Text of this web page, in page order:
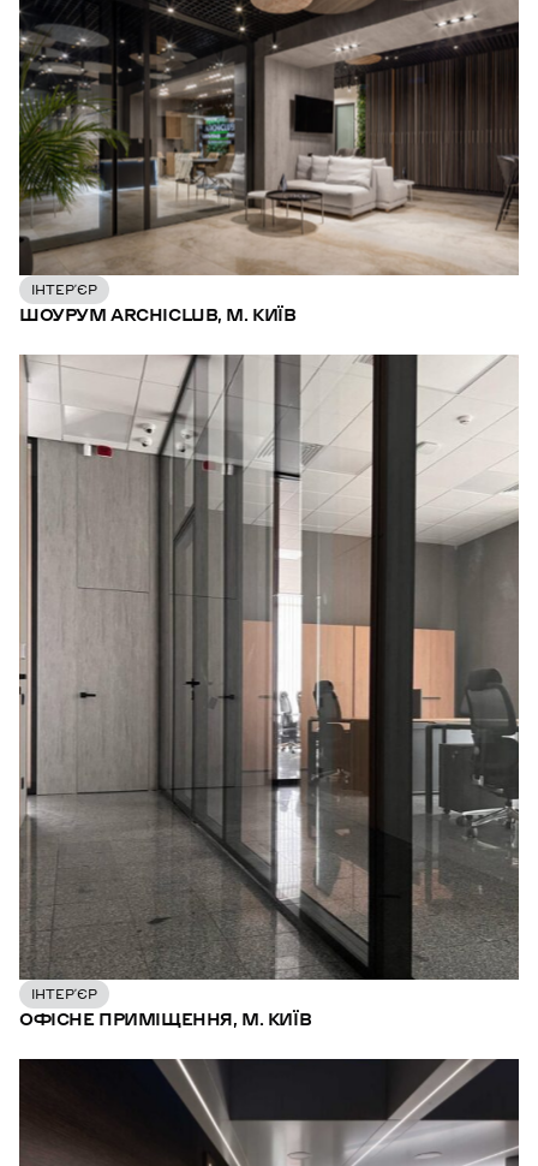
ІНТЕР’ЄР
ШОУРУМ ARCHICLUB, М. КИЇВ
ІНТЕР’ЄР
ОФІСНЕ ПРИМІЩЕННЯ, М. КИЇВ